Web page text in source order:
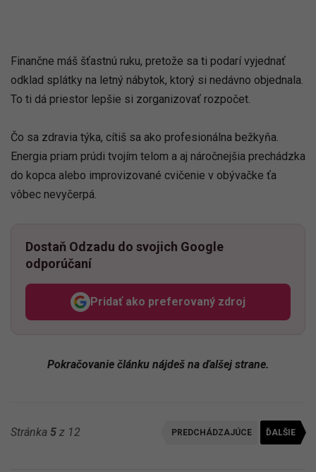
Finančne máš šťastnú ruku, pretože sa ti podarí vyjednať
odklad splátky na letný nábytok, ktorý si nedávno objednala.
To ti dá priestor lepšie si zorganizovať rozpočet.
Čo sa zdravia týka, cítiš sa ako profesionálna bežkyňa.
Energia priam prúdi tvojím telom a aj náročnejšia prechádzka
do kopca alebo improvizované cvičenie v obývačke ťa
vôbec nevyčerpá.
Dostaň Odzadu do svojich Google
odporúčaní
Pridať ako preferovaný zdroj
Odzadu, odkaz sa otvorí v
Pokračovanie článku nájdeš na ďalšej strane.
Stránka 5 z 12 PREDCHÁDZAJÚCE ĎALŠIE